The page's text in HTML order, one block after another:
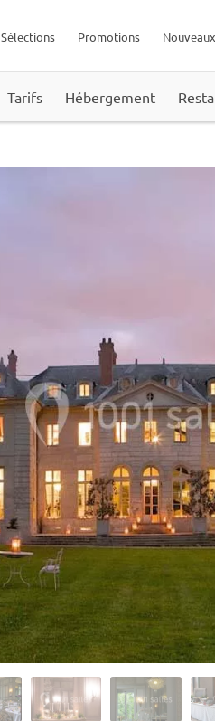
Promotions
Sélections
Tarifs Hébergement